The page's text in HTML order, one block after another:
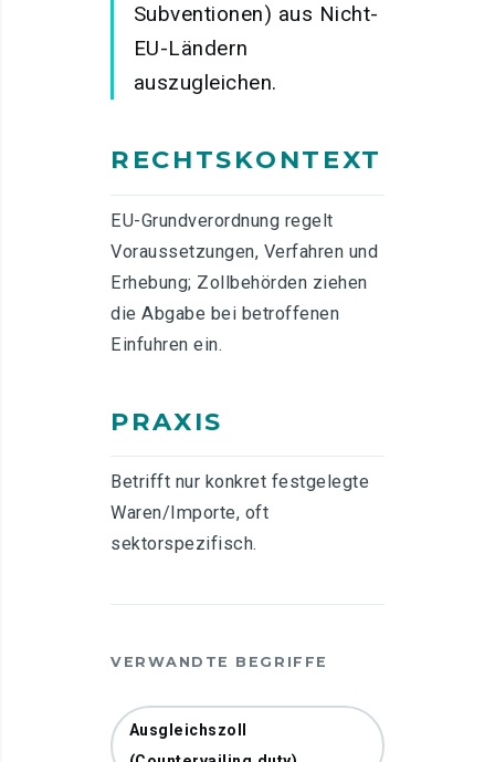
Subventionen) aus Nicht-
EU-Ländern
auszugleichen.
RECHTSKONTEXT
EU-Grundverordnung regelt
Voraussetzungen, Verfahren und
Erhebung; Zollbehörden ziehen
die Abgabe bei betroffenen
Einfuhren ein.
PRAXIS
Betrifft nur konkret festgelegte
Waren/Importe, oft
sektorspezifisch.
VERWANDTE BEGRIFFE
Ausgleichszoll